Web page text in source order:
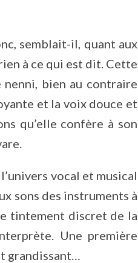
semblait-il, quant aux
à ce qui est dit. Cette
bien au contraire
et la voix douce et
qu’elle confère à son
vocal et musical
sons des instruments à
tintement discret de la
Une première
grandissant…